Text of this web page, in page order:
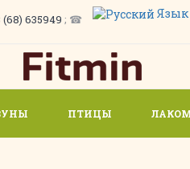
(68) 635949 ; ☎
Язык
ПТИЦЫ